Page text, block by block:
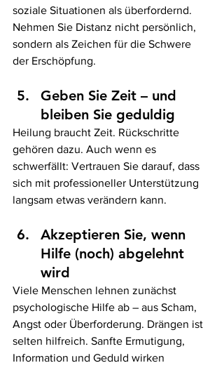
soziale Situationen als überfordernd.
Nehmen Sie Distanz nicht persönlich,
sondern als Zeichen für die Schwere
der Erschöpfung.
Geben Sie Zeit – und
bleiben Sie geduldig
Heilung braucht Zeit. Rückschritte
gehören dazu. Auch wenn es
schwerfällt: Vertrauen Sie darauf, dass
sich mit professioneller Unterstützung
langsam etwas verändern kann.
Akzeptieren Sie, wenn
Hilfe (noch) abgelehnt
wird
Viele Menschen lehnen zunächst
psychologische Hilfe ab – aus Scham,
Angst oder Überforderung. Drängen ist
selten hilfreich. Sanfte Ermutigung,
Information und Geduld wirken